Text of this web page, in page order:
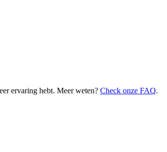
ervaring hebt. Meer weten? Check onze FAQ.